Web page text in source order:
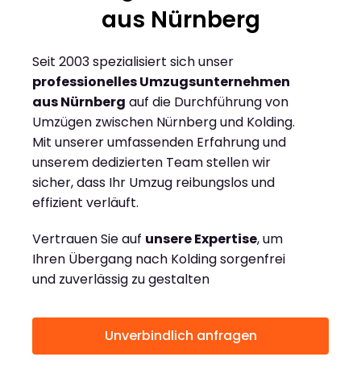
aus Nürnberg
Seit 2003 spezialisiert sich unser
professionelles Umzugsunternehmen
aus Nürnberg auf die Durchführung von
Umzügen zwischen Nürnberg und Kolding.
Mit unserer umfassenden Erfahrung und
unserem dedizierten Team stellen wir
sicher, dass Ihr Umzug reibungslos und
effizient verläuft.
Vertrauen Sie auf unsere Expertise, um
Ihren Übergang nach Kolding sorgenfrei
und zuverlässig zu gestalten
Unverbindlich anfragen